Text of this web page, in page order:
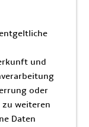
und
oder
zu weiteren
Daten